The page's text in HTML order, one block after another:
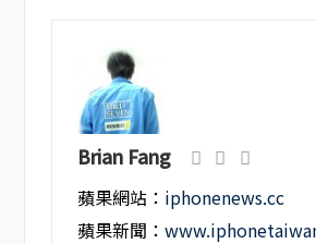
Brian Fang
蘋果網站： iphonenews.cc
蘋果新聞：